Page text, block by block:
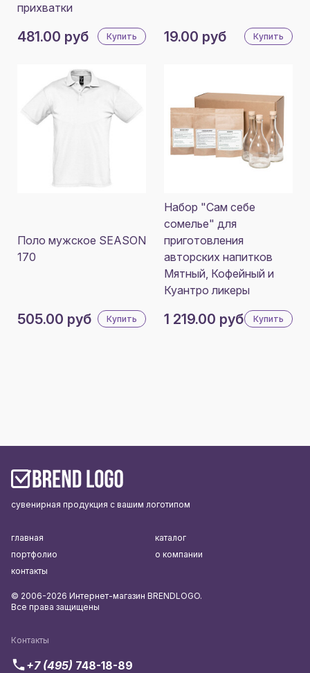
прихватки
481.00 руб Купить 19.00 руб Купить
Поло мужское SEASON
170
505.00 руб Купить
Набор "Сам себе
сомелье" для
приготовления
авторских напитков
Мятный, Кофейный и
Куантро ликеры
1 219.00 руб Купить
сувенирная продукция с вашим логотипом
Контакты
+7 (495) 748-18-89
главная
каталог
портфолио
о компании
контакты
© 2006-2026 Интернет-магазин BRENDLOGO.
Все права защищены